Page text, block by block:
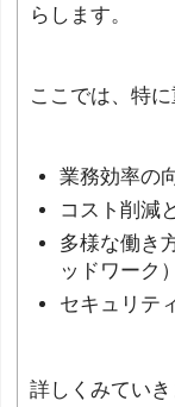
らします。
ここでは、特
業務効率の
コスト削減
多様な働き
ッドワーク）
セキュリテ
詳しくみていき